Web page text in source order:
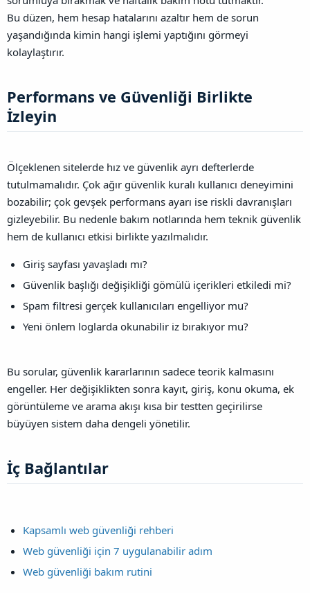
Bu düzen, hem hesap hatalarını azaltır hem de sorun
yaşandığında kimin hangi işlemi yaptığını görmeyi
kolaylaştırır.
Performans ve Güvenliği Birlikte
İzleyin​
Ölçeklenen sitelerde hız ve güvenlik ayrı defterlerde
tutulmamalıdır. Çok ağır güvenlik kuralı kullanıcı deneyimini
bozabilir; çok gevşek performans ayarı ise riskli davranışları
gizleyebilir. Bu nedenle bakım notlarında hem teknik güvenlik
hem de kullanıcı etkisi birlikte yazılmalıdır.
Giriş sayfası yavaşladı mı?
Güvenlik başlığı değişikliği gömülü içerikleri etkiledi mi?
Spam filtresi gerçek kullanıcıları engelliyor mu?
Yeni önlem loglarda okunabilir iz bırakıyor mu?
Bu sorular, güvenlik kararlarının sadece teorik kalmasını
engeller. Her değişiklikten sonra kayıt, giriş, konu okuma, ek
görüntüleme ve arama akışı kısa bir testten geçirilirse
büyüyen sistem daha dengeli yönetilir.
İç Bağlantılar​
Kapsamlı web güvenliği rehberi
Web güvenliği için 7 uygulanabilir adım
Web güvenliği bakım rutini